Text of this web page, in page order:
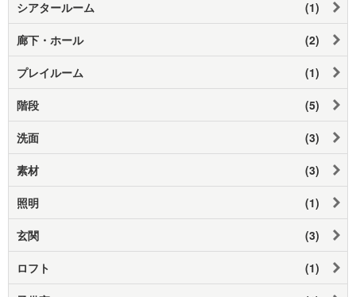
シアタールーム (1)
廊下・ホール (2)
プレイルーム (1)
階段 (5)
洗面 (3)
素材 (3)
照明 (1)
玄関 (3)
ロフト (1)